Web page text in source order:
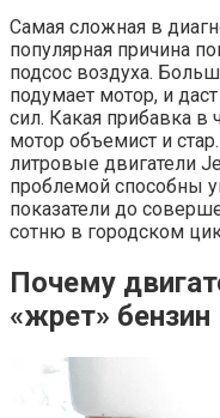
Самая сложная в
популярная причина
подсос воздуха.
подумает мотор, и
сил. Какая прибавка в
мотор объемист и
литровые двигатели
проблемой способны
показатели до
сотню в городском
Почему
«жрет»